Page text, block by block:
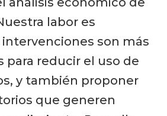
labor es
son más
para reducir el uso de
y también proponer
que generen